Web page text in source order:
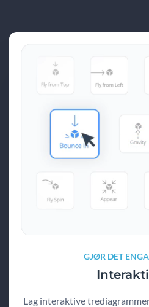
GJØR DET
Lag interaktive